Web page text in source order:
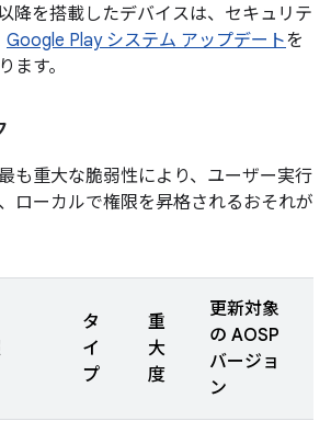
降を搭載したデバイスは、セキュリテ
Google Play システム アップデートを
ます。
も重大な脆弱性により、ユーザー実行
ローカルで権限を昇格されるおそれが
タ
イ
プ
重
大
度
更新対象
の AOSP
バージョ
ン